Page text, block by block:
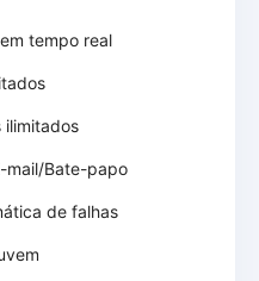
tempo real
ilimitados
mail/Bate-papo
de falhas